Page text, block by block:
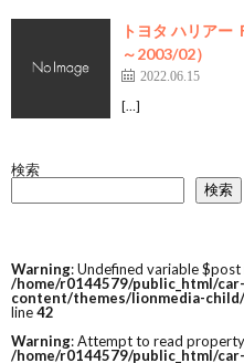
トヨタ ハリア
～2003/02）
2022.06.15
[…]
検索
検索
Warning: Undefined variable $post
/home/r0144579/public_html/
content/themes/lionmedia-
line42
Warning: Attempt to read
/home/r0144579/public_html/